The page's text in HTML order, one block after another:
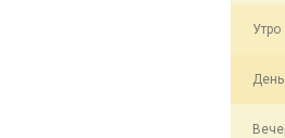
Утро
День